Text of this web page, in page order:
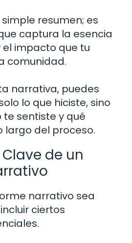
resumen; es
captura la esencia
impacto que tu
comunidad.
narrativa, puedes
lo que hiciste, sino
sentiste y qué
largo del proceso.
de un
narrativo sea
ciertos